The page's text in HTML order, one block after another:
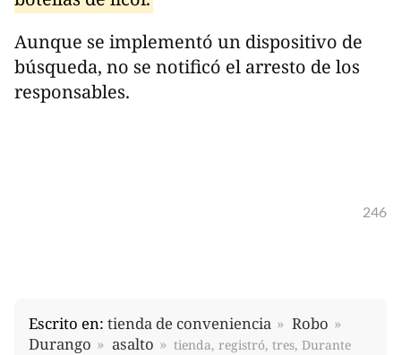
Aunque se implementó un dispositivo de
búsqueda, no se notificó el arresto de los
responsables.
246
Escrito en: tienda de conveniencia
Robo
Durango
asalto tienda, registró, tres, Durante